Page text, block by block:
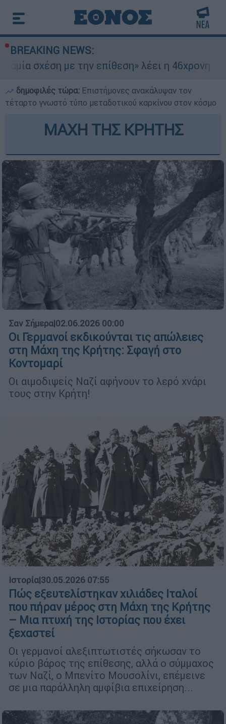
BREAKING NEWS:
με την επίθεση» λέει η 46χρονη - Τι
δημοφιλές τώρα: Επιστήμονες ανακάλυψαν τον
τέταρτο γνωστό τύπο μεταδοτικού καρκίνου στον κόσμο
ΜΑΧΗ ΤΗΣ ΚΡΗΤΗΣ
Σαν Σήμερα|02.06.2026 00:00
Οι Γερμανοί εκδικούνται τις απώλειες
στη Μάχη της Κρήτης: Σφαγή στο
Κοντομαρί
Οι αιμοδιψείς Ναζί αφήνουν το λερό χνάρι
τους στην Κρήτη!
Ιστορία|30.05.2026 07:55
Πώς εξευτελίστηκαν χιλιάδες Ιταλοί
που πήραν μέρος στη Μάχη της Κρήτης
– Μια πτυχή της Ιστορίας που έχει
ξεχαστεί
Οι γερμανοί αλεξιπτωτιστές σήκωσαν το
κύριο βάρος της επίθεσης, αλλά ο σύμμαχος
των Ναζί, ο Μπενίτο Μουσολίνι, επέμεινε
σε μια παράλληλη αμφίβια επιχείρηση...